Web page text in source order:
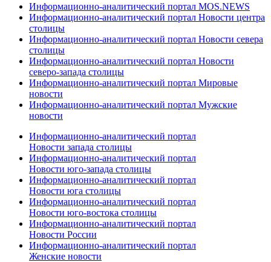
Информационно-аналитический портал MOS.NEWS
Информационно-аналитический портал Новости центра
столицы
Информационно-аналитический портал Новости севера
столицы
Информационно-аналитический портал Новости
северо-запада столицы
Информационно-аналитический портал Мировые
новости
Информационно-аналитический портал Мужские
новости
Информационно-аналитический портал
Новости запада столицы
Информационно-аналитический портал
Новости юго-запада столицы
Информационно-аналитический портал
Новости юга столицы
Информационно-аналитический портал
Новости юго-востока столицы
Информационно-аналитический портал
Новости России
Информационно-аналитический портал
Женские новости